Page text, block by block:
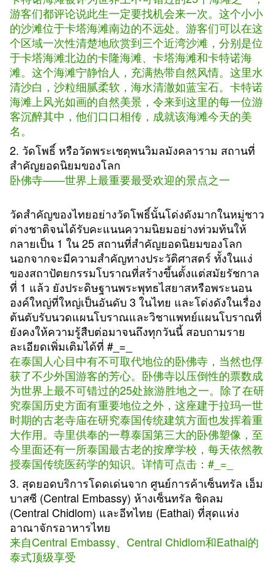
游客们都评论说此生一定要找机会来一次。这个小小
的沙滩位于卡塔海滩南边的不远处。游客们可以在这
个区域一次性清楚地欣赏到三个近湾沙滩，分别是位
于卡塔海滩北边的卡隆海滩、卡塔海滩和卡特诺海
滩。这个海滩宁静怡人，充满热带自然风情。这里水
清沙白，沙粒细腻柔软，海水清澈如蓝宝石。卡特诺
海滩上风光如画的自然美景，令来到这里的每一位游
客沉醉其中，他们口口相传，成就该海滩今天的美
名。
2. วัดโพธิ์ หรือวัดพระเชตุพนวิมลมังคลาราม สถานที่
สำคัญยอดนิยมของโลก
卧佛寺——世界上最重要最受欢迎的景点之一
วัดสำคัญของไทยอย่างวัดโพธิ์นั้นโด่งดังมากในหมู่ชาว
ต่างชาติจนได้รับคะแนนความนิยมอย่างท่วมท้นให้
กลายเป็น 1 ใน 25 สถานที่สำคัญยอดนิยมของโลก
นอกจากจะมีความสำคัญทางประวัติศาสตร์ ทั้งในแง่
ของสถาปัตยกรรมโบราณที่สร้างขึ้นตั้งแต่สมัยรัชกาล
ที่ 1 แล้ว ยังประดิษฐานพระพุทธไสยาสหรือพระนอน
องค์ใหญ่ที่ใหญ่เป็นอันดับ 3 ในไทย และโด่งดังในเรื่อง
ต้นตับรับนวดแผนโบราณและวิชาแพทย์แผนโบราณที่
ยังคงให้ความรู้สืบต่อมาจนถึงทุกวันนี้ สอบถามราย
ละเอียดเพิ่มเติมได้ที่ #_=_
在泰国人心目中有不可取代地位的卧佛寺，当然也俘
获了不少外国游客的芳心。卧佛寺以压倒性的票数成
为世界上最不可错过的25处旅游胜地之一。除了在研
究泰国历史方面有重要地位之外，这座建于拉玛一世
时期的古老寺庙在研究泰国传统建筑方面也发挥着重
大作用。寺里供奉的一尊泰国第三大的卧佛塑像，至
今里面还有一所泰国最古老的按摩学校，每天依然教
授泰国传统医药学的知识。详情可点击：#_=_
3. สุดยอดบริการโดดเด่นจาก ศูนย์การค้าเซ็นทรัล เอ็ม
บาสซี (Central Embassy) ห้างเซ็นทรัล ชิดลม
(Central Chidlom) และอีทไทย (Eathai) ที่สุดแห่ง
อาณาจักรอาหารไทย
来自Central Embassy、Central Chidlom和Eathai的
泰式顶级享受